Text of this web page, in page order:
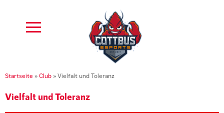
Startseite » Club » Vielfalt und Toleranz
Vielfalt und Toleranz